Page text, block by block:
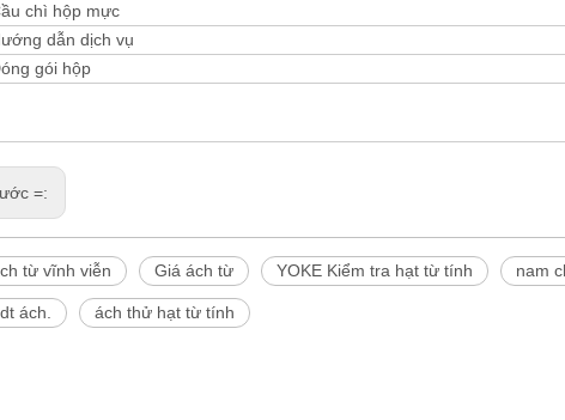
chì hộp mực
dẫn dịch vụ
gói hộp
=:
từ vĩnh viễn Giá ách từ YOKE Kiểm tra hạt từ tính nam
ách. ách thử hạt từ tính